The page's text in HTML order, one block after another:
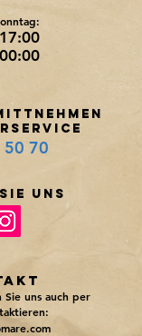
70
UNS
Sie uns auch per